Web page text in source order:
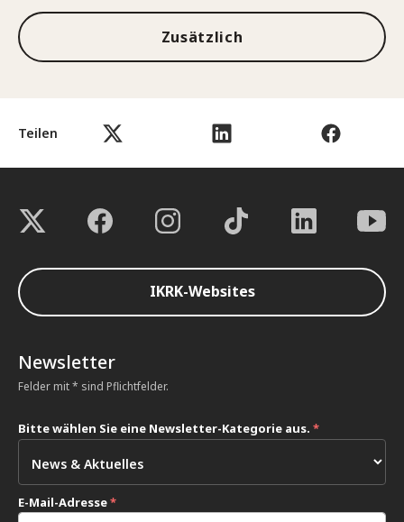
Teilen
Zusätzlich
IKRK-Websites
Newsletter
Felder mit * sind Pflichtfelder.
Bitte wählen Sie eine Newsletter-Kategorie aus. *
E-Mail-Adresse*